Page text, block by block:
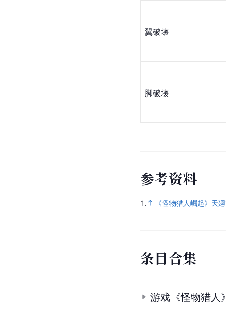
翼破壊
脚破壊
参考资料
1. 《怪物猎人崛起》天
条目合集
游戏《怪物猎人